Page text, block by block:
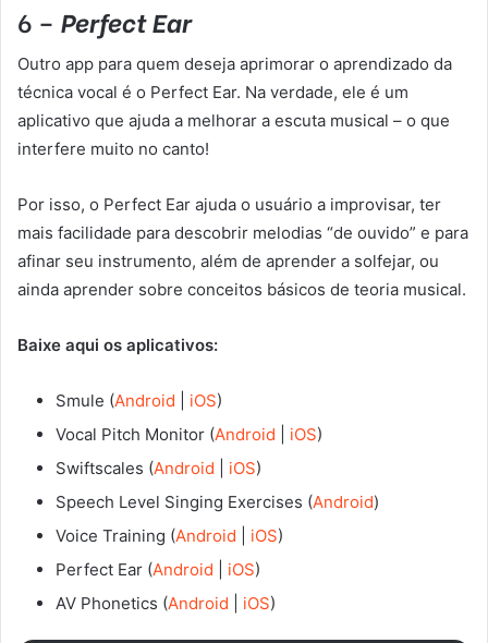
6 – Perfect Ear
Outro app para quem deseja aprimorar o aprendizado da
técnica vocal é o Perfect Ear. Na verdade, ele é um
aplicativo que ajuda a melhorar a escuta musical – o que
interfere muito no canto!
Por isso, o Perfect Ear ajuda o usuário a improvisar, ter
mais facilidade para descobrir melodias “de ouvido” e para
afinar seu instrumento, além de aprender a solfejar, ou
ainda aprender sobre conceitos básicos de teoria musical.
Baixe aqui os aplicativos:
Smule (Android iOS)
Vocal Pitch Monitor (Android iOS)
Swiftscales (Android iOS)
Speech Level Singing Exercises (Android)
Voice Training (Android iOS)
Perfect Ear (Android iOS)
AV Phonetics (Android iOS)